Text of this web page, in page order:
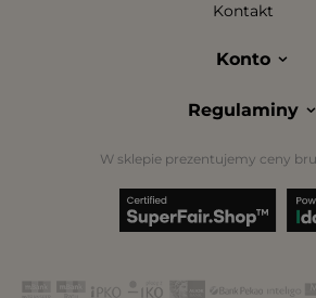
Kontakt
Konto
Regulaminy
W sklepie prezentujemy ceny